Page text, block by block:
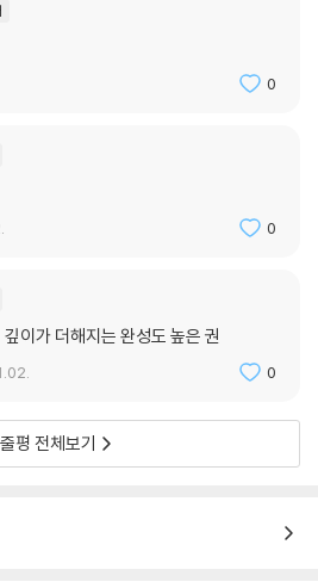
0
0
이가 더해지는 완성도 높은 권
0
평 전체보기